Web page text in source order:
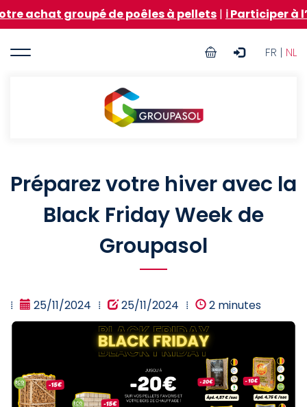
Aller
au
principal
de poêles à pellets|ℹ️ Participer à l’achat
FR | NL
User
Groupasol
Préparez votre hiver avec la
Black Friday Week de
Groupasol
25/11/2024 25/11/2024 2 minutes